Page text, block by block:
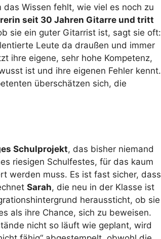
Wissen fehlt, wie viel es noch zu
seit 30 Jahren Gitarre und tritt
sie ein guter Gitarrist ist, sagt sie oft:
Leute da draußen und immer
ihre eigene, sehr hohe Kompetenz,
ist und ihre eigenen Fehler kennt.
überschätzen sich, die
Schulprojekt, das bisher niemand
riesigen Schulfestes, für das kaum
werden muss. Es ist fast sicher, dass
Sarah, die neu in der Klasse ist
heraussticht, ob sie
als ihre Chance, sich zu beweisen.
nicht so läuft wie geplant, wird